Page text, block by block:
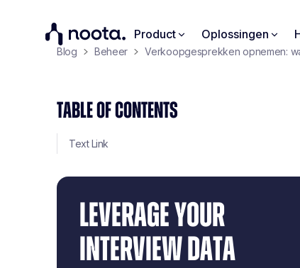
Product Oplossingen
Blog Beheer Verkoopgesprekken opnemen:
TABLE OF CONTENTS
Text Link
LEVERAGE YOUR
INTERVIEW DATA